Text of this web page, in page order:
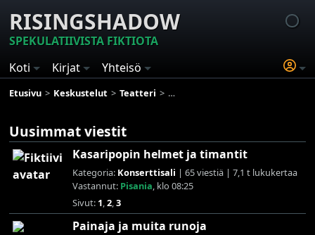
RISINGSHADOW
SPEKULATIIVISTA FIKTIOTA
Koti
Kirjat Yhteisö
Etusivu Keskustelut Teatteri Minkä elokuvan katsoit viimeksi?
Uusimmat viestit
Kasaripopin helmet ja timantit
Kategoria: Konserttisali | 65 viestiä | 7,1 t lukukertaa
Vastannut: Pisania , klo 08:25
Sivut: 1 ,2 ,3
Painaja ja muita runoja